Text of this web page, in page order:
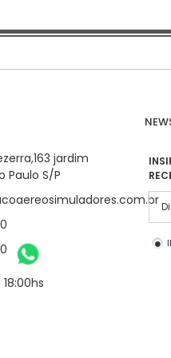
jardim
Paulo S/P